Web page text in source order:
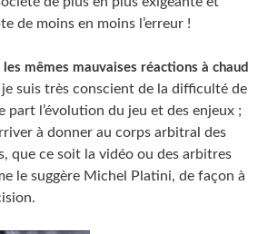
de moins en moins l’erreur !
mêmes mauvaises réactions à chaud
je suis très conscient de la difficulté de
part l’évolution du jeu et des enjeux ;
à donner au corps arbitral des
que ce soit la vidéo ou des arbitres
le suggère Michel Platini, de façon à